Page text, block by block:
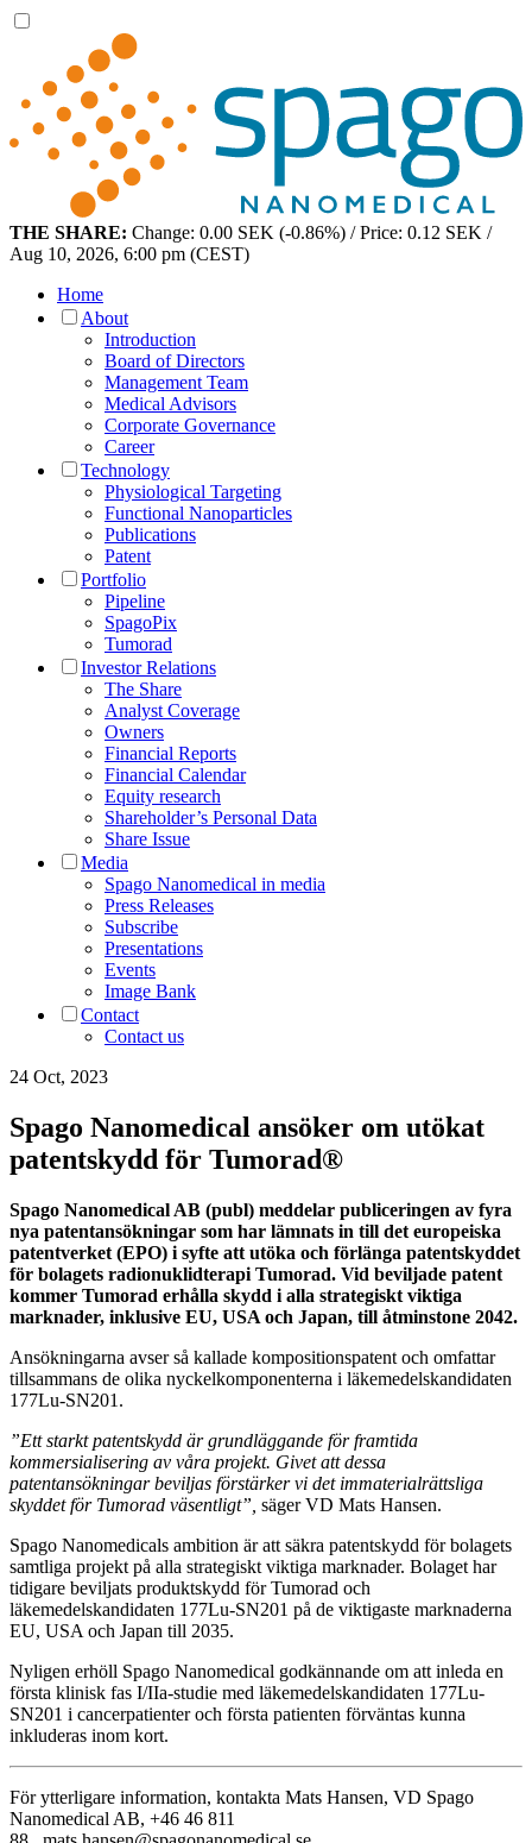
THE SHARE: Change: 0.00 SEK (-0.86%) / Price: 0.12 SEK /
Aug 10, 2026, 6:00 pm (CEST)
Home
About
Introduction
Board of Directors
Management Team
Medical Advisors
Corporate Governance
Career
Technology
Physiological Targeting
Functional Nanoparticles
Publications
Patent
Portfolio
Pipeline
SpagoPix
Tumorad
Investor Relations
The Share
Analyst Coverage
Owners
Financial Reports
Financial Calendar
Equity research
Shareholder’s Personal Data
Share Issue
Media
Spago Nanomedical in media
Press Releases
Subscribe
Presentations
Events
Image Bank
Contact
Contact us
24 Oct, 2023
Spago Nanomedical ansöker om utökat
patentskydd för Tumorad®
Spago Nanomedical AB (publ) meddelar publiceringen av fyra
nya patentansökningar som har lämnats in till det europeiska
patentverket (EPO) i syfte att utöka och förlänga patentskyddet
för bolagets radionuklidterapi Tumorad. Vid beviljade patent
kommer Tumorad erhålla skydd i alla strategiskt viktiga
marknader, inklusive EU, USA och Japan, till åtminstone 2042.
Ansökningarna avser så kallade kompositionspatent och omfattar
tillsammans de olika nyckelkomponenterna i läkemedelskandidaten
177Lu-SN201.
”Ett starkt patentskydd är grundläggande för framtida
kommersialisering av våra projekt. Givet att dessa
patentansökningar beviljas förstärker vi det immaterialrättsliga
skyddet för Tumorad väsentligt”, säger VD Mats Hansen.
Spago Nanomedicals ambition är att säkra patentskydd för bolagets
samtliga projekt på alla strategiskt viktiga marknader. Bolaget har
tidigare beviljats produktskydd för Tumorad och
läkemedelskandidaten 177Lu-SN201 på de viktigaste marknaderna
EU, USA och Japan till 2035.
Nyligen erhöll Spago Nanomedical godkännande om att inleda en
första klinisk fas I/IIa-studie med läkemedelskandidaten 177Lu-
SN201 i cancerpatienter och första patienten förväntas kunna
inkluderas inom kort.
För ytterligare information, kontakta Mats Hansen, VD Spago
Nanomedical AB, +46 46 811